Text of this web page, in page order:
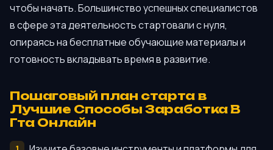
чтобы начать. Большинство успешных специалистов
в сфере эта деятельность стартовали с нуля,
опираясь на бесплатные обучающие материалы и
готовность вкладывать время в развитие.
Пошаговый план старта в
Лучшие Способы Заработка В
Гта Онлайн